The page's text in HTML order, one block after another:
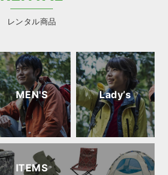
レンタル商品
MEN'S Lady’s
ITEMS